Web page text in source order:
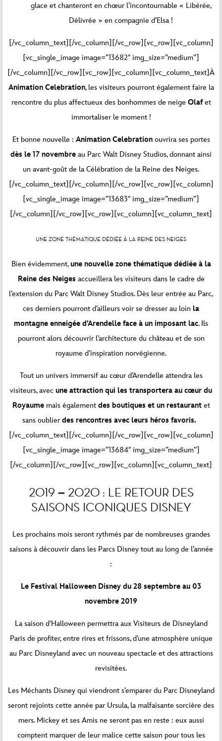
glace et chanteront en chœur l’incontournable « Libérée,
Délivrée » en compagnie d’Elsa !
[/vc_column_text][/vc_column][/vc_row][vc_row][vc_column]
[vc_single_image image=”13682″ img_size=”medium”]
[/vc_column][/vc_row][vc_row][vc_column][vc_column_text]À
Animation Celebration, les visiteurs pourront également faire la
rencontre du plus affectueux des bonhommes de neige Olafet
immortaliser le moment !
Et bonne nouvelle : Animation Celebrationouvrira ses portes
dès le 17 novembre au Parc Walt Disney Studios, donnant ainsi
un avant-goût de la Célébration de la Reine des Neiges.
[/vc_column_text][/vc_column][/vc_row][vc_row][vc_column]
[vc_single_image image=”13683″ img_size=”medium”]
[/vc_column][/vc_row][vc_row][vc_column][vc_column_text]
UNE ZONE THÉMATIQUE DÉDIÉE À LA REINE DES NEIGES
Bien évidemment,une nouvelle zone thématique dédiée à la
Reine des Neiges accueillera les visiteurs dans le cadre de
l’extension du Parc Walt Disney Studios. Dès leur entrée au Parc,
ces derniers pourront d’ailleurs voir se dresser au loin la
montagne enneigée d’Arendelle face à un imposant lac. Ils
pourront alors découvrir l’architecture du château et de son
royaume d’inspiration norvégienne.
Tout un univers immersif au cœur d’Arendelle attendra les
visiteurs, avec une attraction qui les transportera au cœur du
Royaumemais également des boutiques et un restaurantet
sans oublier des rencontres avec leurs héros favoris.
[/vc_column_text][/vc_column][/vc_row][vc_row][vc_column]
[vc_single_image image=”13684″ img_size=”medium”]
[/vc_column][/vc_row][vc_row][vc_column][vc_column_text]
2019 – 2020 : LE RETOUR DES
SAISONS ICONIQUES DISNEY
Les prochains mois seront rythmés par de nombreuses grandes
saisons à découvrir dans les Parcs Disney tout au long de l’année
:
Le Festival Halloween Disney du 28 septembre au 03
novembre 2019
La saison d’Halloween permettra aux Visiteurs de Disneyland
Paris de profiter, entre rires et frissons, d’une atmosphère unique
au Parc Disneyland avec un nouveau spectacle et des attractions
revisitées.
Les Méchants Disney qui viendront s’emparer du Parc Disneyland
seront rejoints cette année par Ursula, la malfaisante sorcière des
mers. Mickey et ses Amis ne seront pas en reste : eux aussi
comptent marquer de leur malice cette saison pour tous les